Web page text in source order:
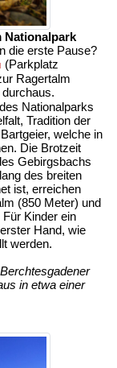
Nationalpark
die erste Pause?
(Parkplatz
Ragertalm
durchaus.
Nationalparks
Tradition der
welche in
Die Brotzeit
Gebirgsbachs
des breiten
ist, erreichen
(850 Meter) und
Kinder ein
Hand, wie
werden.
in etwa einer